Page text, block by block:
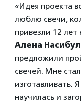
«Идея проекта
люблю свечи,
привезли 12 лет
Алена
предложили
свечей. Мне
изготавливать.
научилась и